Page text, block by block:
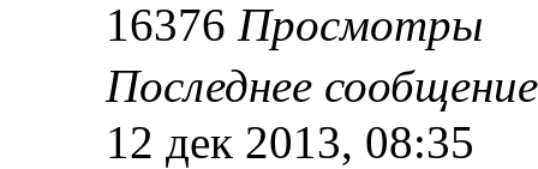
16376 Просмотры
Последнее
12 дек 2013, 08:35